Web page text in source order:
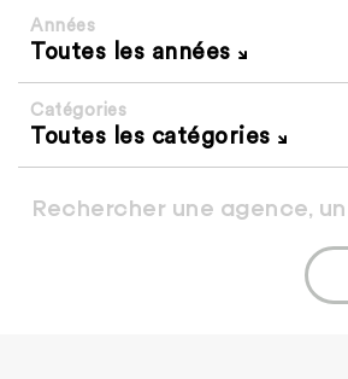
Années
Toutes les années
Catégories
Toutes les catégories